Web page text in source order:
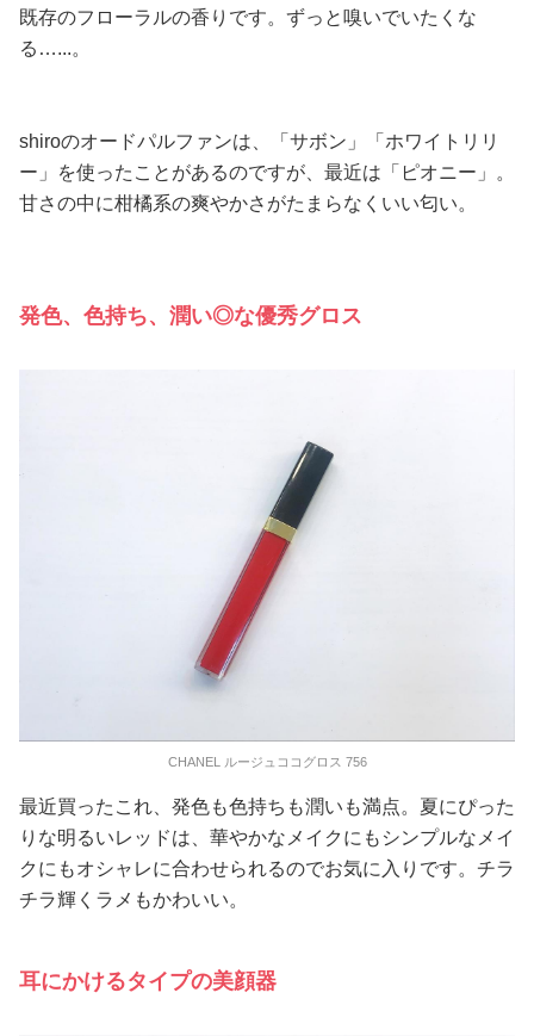
既存のフローラルの香りです。ずっと嗅いでいたくな
る…...。
shiroのオードパルファンは、「サボン」「ホワイトリリ
ー」を使ったことがあるのですが、最近は「ピオニー」。
甘さの中に柑橘系の爽やかさがたまらなくいい匂い。
発色、色持ち、潤い◎な優秀グロス
CHANEL ルージュココグロス 756
最近買ったこれ、発色も色持ちも潤いも満点。夏にぴった
りな明るいレッドは、華やかなメイクにもシンプルなメイ
クにもオシャレに合わせられるのでお気に入りです。チラ
チラ輝くラメもかわいい。
耳にかけるタイプの美顔器